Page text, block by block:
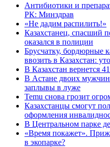
Антибиотики и
РК: Минздрав
«Не дадим распилить!»
Казахстанец, спасший
оказался в полиции
Брусчатку, бордюрные
ввозить в Казахстан:
В Казахстан вернется
В Астане двоих мужчин
заплывы в луже
Temu снова грозит
Казахстанцы смогут
оформления
В Центральном парке
«Время покажет».
в экопарке?